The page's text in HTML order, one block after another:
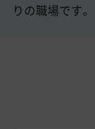
りの職場です。